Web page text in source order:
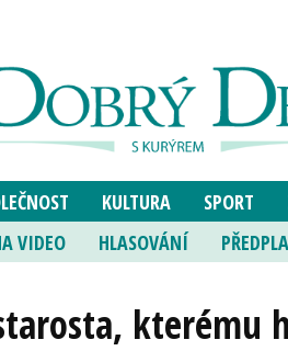
KULTURA SPORT
VIDEO HLASOVÁNÍ
kterému